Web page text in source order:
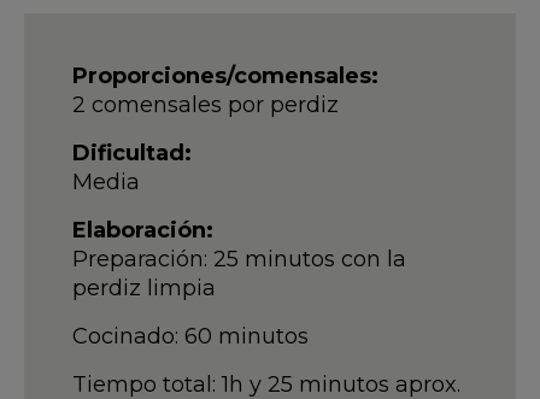
Proporciones/comensales:
2 comensales por perdiz
Dificultad:
Media
Elaboración:
Preparación: 25 minutos con la
perdiz limpia
Cocinado: 60 minutos
Tiempo total: 1h y 25 minutos aprox.